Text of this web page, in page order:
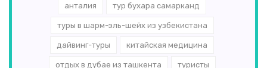
анталия тур бухара самарканд
туры в шарм-эль-шейх из узбекистана
дайвинг-туры китайская медицина
отдых в дубае из ташкента туристы